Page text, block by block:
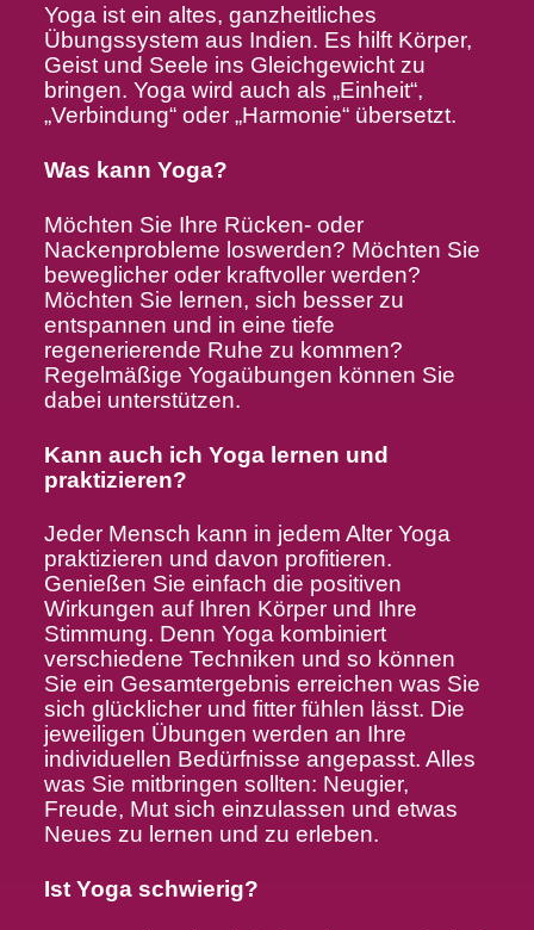
Yoga ist ein altes, ganzheitliches
Übungssystem aus Indien. Es hilft Körper,
Geist und Seele ins Gleichgewicht zu
bringen. Yoga wird auch als „Einheit“,
„Verbindung“ oder „Harmonie“ übersetzt.
Was kann Yoga?
Möchten Sie Ihre Rücken- oder
Nackenprobleme loswerden? Möchten Sie
beweglicher oder kraftvoller werden?
Möchten Sie lernen, sich besser zu
entspannen und in eine tiefe
regenerierende Ruhe zu kommen?
Regelmäßige Yogaübungen können Sie
dabei unterstützen.
Kann auch ich Yoga lernen und
praktizieren?
Jeder Mensch kann in jedem Alter Yoga
praktizieren und davon profitieren.
Genießen Sie einfach die positiven
Wirkungen auf Ihren Körper und Ihre
Stimmung. Denn Yoga kombiniert
verschiedene Techniken und so können
Sie ein Gesamtergebnis erreichen was Sie
sich glücklicher und fitter fühlen lässt. Die
jeweiligen Übungen werden an Ihre
individuellen Bedürfnisse angepasst. Alles
was Sie mitbringen sollten: Neugier,
Freude, Mut sich einzulassen und etwas
Neues zu lernen und zu erleben.
Ist Yoga schwierig?